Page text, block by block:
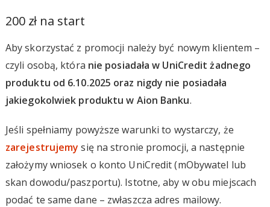
200 zł na start
Aby skorzystać z promocji należy być nowym klientem –
czyli osobą, która nie posiadała w UniCredit żadnego
produktu od 6.10.2025 oraz nigdy nie posiadała
jakiegokolwiek produktu w Aion Banku.
Jeśli spełniamy powyższe warunki to wystarczy, że
zarejestrujemy się na stronie promocji, a następnie
założymy wniosek o konto UniCredit (mObywatel lub
skan dowodu/paszportu). Istotne, aby w obu miejscach
podać te same dane – zwłaszcza adres mailowy.